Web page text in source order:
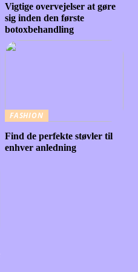
Vigtige overvejelser at gøre
sig inden den første
botoxbehandling
FASHION
Find de perfekte støvler til
enhver anledning